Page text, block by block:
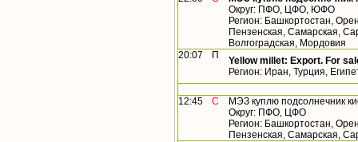
Округ: ПФО, ЦФО, ЮФО
Регион: Башкортостан,
Пензенская, Самарская,
Волгоградская, Мордовия
20:07
П Yellow millet: Export. For
Регион: Иран, Турция,
12:45 С
МЭЗ куплю подсолнечник
Округ: ПФО, ЦФО
Регион: Башкортостан,
Пензенская, Самарская,